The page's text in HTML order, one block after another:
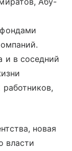
и в соседний
новая
власти